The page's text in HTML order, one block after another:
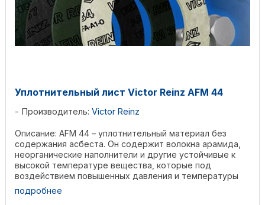
Уплотнительный лист Victor Reinz AFM 44
Производитель: Victor Reinz
Описание: AFM 44 – уплотнительный материал без
содержания асбеста. Он содержит волокна арамида,
неорганические наполнители и другие устойчивые к
высокой температуре вещества, которые под
воздействием повышенных давления и температуры
создают ...
подробнее